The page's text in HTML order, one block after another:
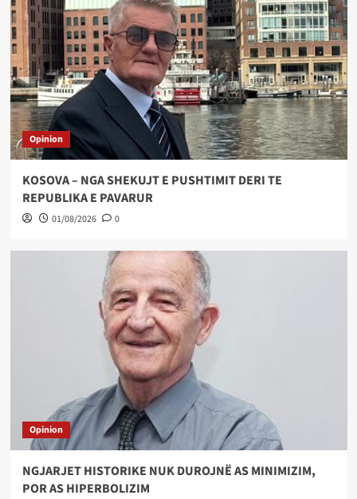
Opinion
KOSOVA – NGA SHEKUJT E PUSHTIMIT DERI TE
REPUBLIKA E PAVARUR
01/08/2026 0
Opinion
NGJARJET HISTORIKE NUK DUROJNË AS MINIMIZIM,
POR AS HIPERBOLIZIM